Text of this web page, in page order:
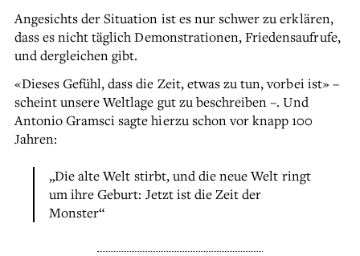
Angesichts der Situation ist es nur schwer zu erklären,
dass es nicht täglich Demonstrationen, Friedensaufrufe,
und dergleichen gibt.
«Dieses Gefühl, dass die Zeit, etwas zu tun, vorbei ist» –
scheint unsere Weltlage gut zu beschreiben –. Und
Antonio Gramsci sagte hierzu schon vor knapp 100
Jahren:
„Die alte Welt stirbt, und die neue Welt ringt
um ihre Geburt: Jetzt ist die Zeit der
Monster“